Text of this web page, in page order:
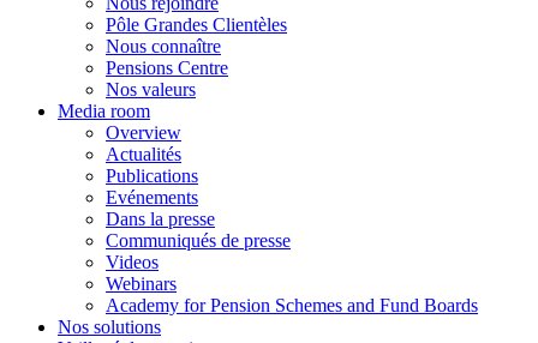
Pôle Grandes Clientèles
Nous connaître
Pensions Centre
Nos valeurs
Media room
Overview
Actualités
Publications
Evénements
Dans la presse
Communiqués de presse
Videos
Webinars
Academy for Pension Schemes and Fund Boards
Nos solutions